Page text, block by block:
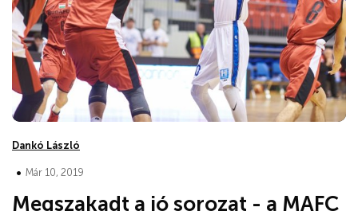
Dankó László
• Már 10, 2019
Megszakadt a jó sorozat - a MAFC